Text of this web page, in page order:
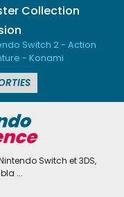
Collection
Switch 2 - Action
- Konami
Switch et 3DS,
...